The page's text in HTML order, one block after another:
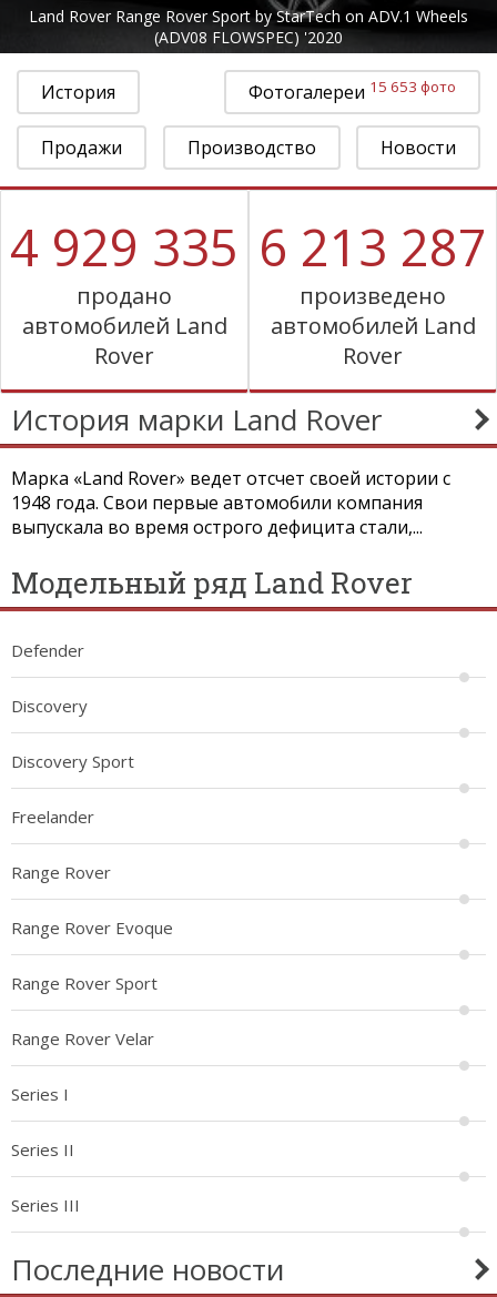
Land Rover Range Rover Sport by StarTech on ADV.1 Wheels
(ADV08 FLOWSPEC) '2020
История Фотогалереи 15 653 фото
Продажи Производство Новости
4 929 335
продано
автомобилей Land
Rover
6 213 287
произведено
автомобилей Land
Rover
История марки Land Rover
Марка «Land Rover» ведет отсчет своей истории с
1948 года. Свои первые автомобили компания
выпускала во время острого дефицита стали,...
Модельный ряд Land Rover
Defender
Discovery
Discovery Sport
Freelander
Range Rover
Range Rover Evoque
Range Rover Sport
Range Rover Velar
Series I
Series II
Series III
Последние новости